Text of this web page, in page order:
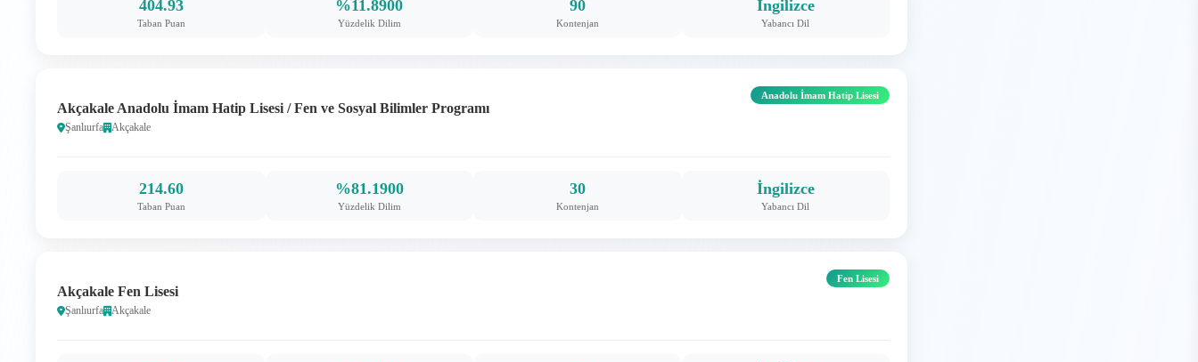
404.93
Taban Puan
%11.8900
Yüzdelik Dilim
90
Kontenjan
İngilizce
Yabancı Dil
Akçakale Anadolu İmam Hatip Lisesi / Fen ve Sosyal Bilimler Programı
Şanlıurfa Akçakale
Anadolu İmam Hatip Lisesi
214.60
Taban Puan
%81.1900
Yüzdelik Dilim
30
Kontenjan
İngilizce
Yabancı Dil
Akçakale Fen Lisesi
Şanlıurfa Akçakale
Fen Lisesi